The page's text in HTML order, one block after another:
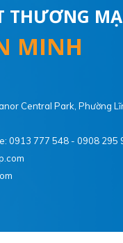
THƯƠNG
MINH
Central Park, Phường
0913 777 548 - 0908 295